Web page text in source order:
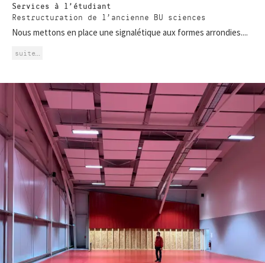
Services à l’étudiant
Restructuration de l’ancienne BU sciences
Nous mettons en place une signalétique aux formes arrondies....
suite…